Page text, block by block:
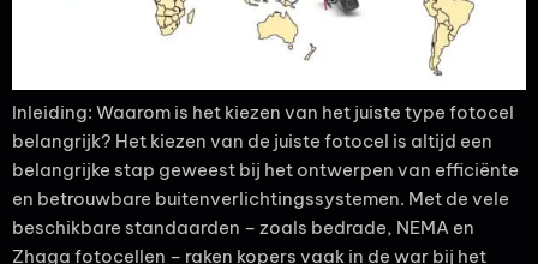
Inleiding: Waarom is het kiezen van het juiste type fotocel
belangrijk? Het kiezen van de juiste fotocel is altijd een
belangrijke stap geweest bij het ontwerpen van efficiënte
en betrouwbare buitenverlichtingssystemen. Met de vele
beschikbare standaarden – zoals bedrade, NEMA en
Zhaga fotocellen – raken kopers vaak in de war bij het